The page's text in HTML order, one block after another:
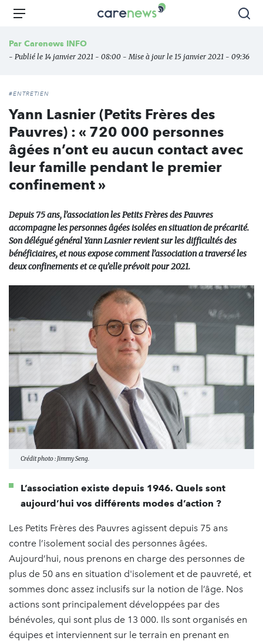
Aller
principal
Carenews,
des
Menu
Par Carenews INFO
- Publié le 14 janvier 2021 - 08:00 - Mise à jour le 15 janvier 2021 - 09:36
#ENTRETIEN
Yann Lasnier (Petits Frères des
Pauvres) : « 720 000 personnes
âgées n’ont eu aucun contact avec
leur famille pendant le premier
confinement »
Depuis 75 ans, l’association les Petits Frères des Pauvres
accompagne les personnes âgées isolées en situation de précarité.
Son délégué général Yann Lasnier revient sur les difficultés des
bénéficiaires, et nous expose comment l’association a traversé les
deux confinements et ce qu’elle prévoit pour 2021.
Crédit photo : Jimmy Seng.
L’association existe depuis 1946. Quels sont
aujourd’hui vos différents modes d’action ?
Les Petits Frères des Pauvres agissent depuis 75 ans
contre l’isolement social des personnes âgées.
Aujourd’hui, nous prenons en charge des personnes de
plus de 50 ans en situation d'isolement et de pauvreté, et
sommes donc assez inclusifs sur la notion de l’âge. Nos
actions sont principalement développées par des
bénévoles, qui sont plus de 13 000. Ils sont organisés en
équipes et interviennent sur le terrain en prenant en